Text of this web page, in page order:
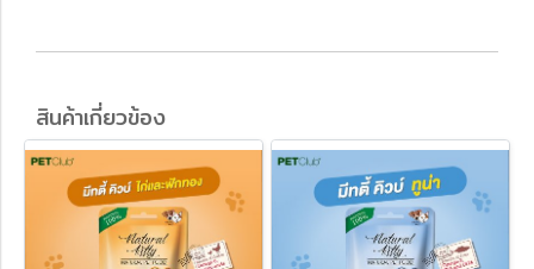
สินค้าเกี่ยวข้อง